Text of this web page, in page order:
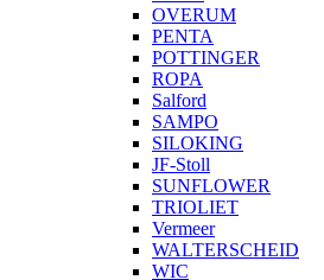
OVERUM
PENTA
POTTINGER
ROPA
Salford
SAMPO
SILOKING
JF-Stoll
SUNFLOWER
TRIOLIET
Vermeer
WALTERSCHEID
WIC